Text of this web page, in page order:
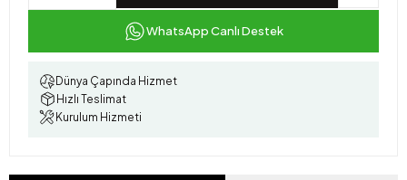
WhatsApp Canlı Destek
Dünya Çapında Hizmet
Hızlı Teslimat
Kurulum Hizmeti